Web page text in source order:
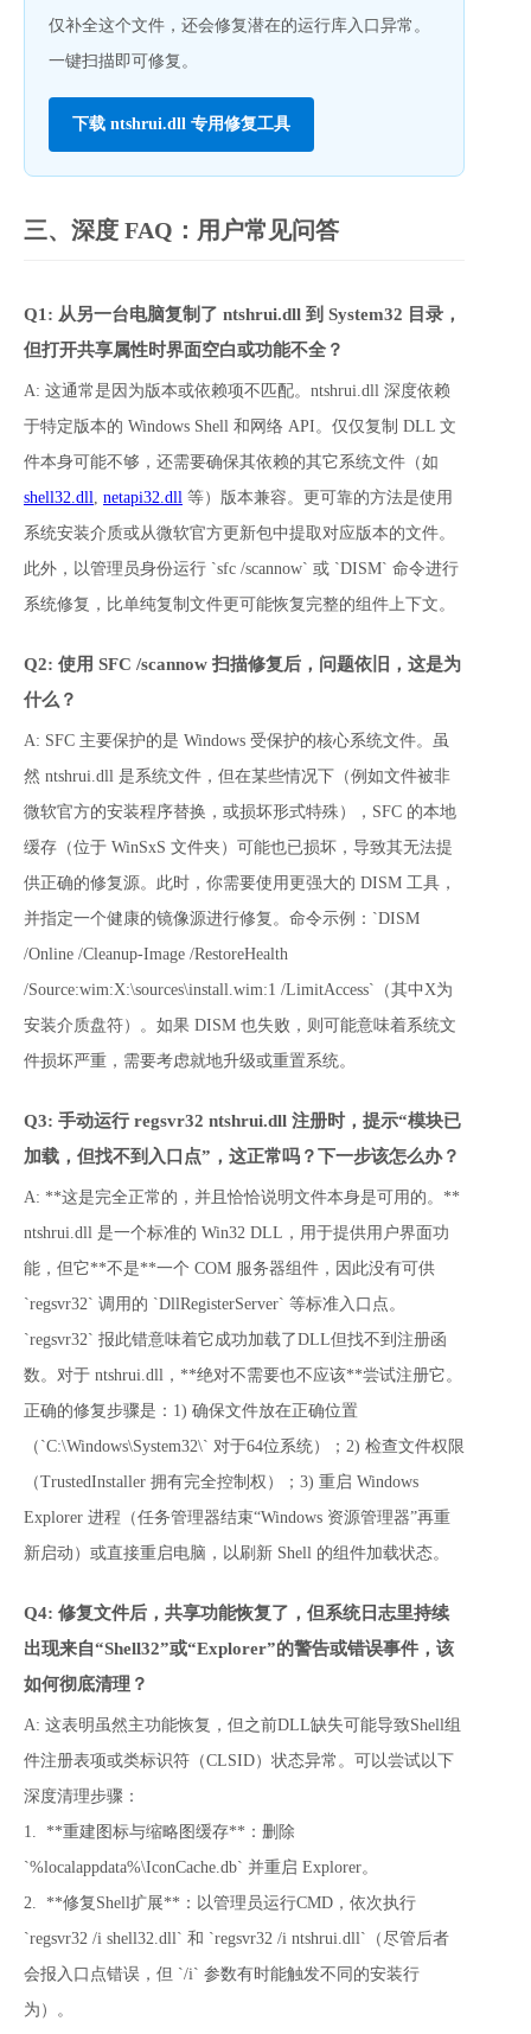
仅补全这个文件，还会修复潜在的运行库入口异常。
一键扫描即可修复。
下载 ntshrui.dll 专用修复工具
三、深度 FAQ：用户常见问答
Q1: 从另一台电脑复制了 ntshrui.dll 到 System32 目录，
但打开共享属性时界面空白或功能不全？
A: 这通常是因为版本或依赖项不匹配。ntshrui.dll 深度依赖
于特定版本的 Windows Shell 和网络 API。仅仅复制 DLL 文
件本身可能不够，还需要确保其依赖的其它系统文件（如
shell32.dll netapi32.dll 等）版本兼容。更可靠的方法是使用
系统安装介质或从微软官方更新包中提取对应版本的文件。
此外，以管理员身份运行 `sfc /scannow` 或 `DISM` 命令进行
系统修复，比单纯复制文件更可能恢复完整的组件上下文。
Q2: 使用 SFC /scannow 扫描修复后，问题依旧，这是为
什么？
A: SFC 主要保护的是 Windows 受保护的核心系统文件。虽
然 ntshrui.dll 是系统文件，但在某些情况下（例如文件被非
微软官方的安装程序替换，或损坏形式特殊），SFC 的本地
缓存（位于 WinSxS 文件夹）可能也已损坏，导致其无法提
供正确的修复源。此时，你需要使用更强大的 DISM 工具，
并指定一个健康的镜像源进行修复。命令示例：`DISM
/Online /Cleanup-Image /RestoreHealth
/Source:wim:X:\sources\install.wim:1 /LimitAccess`（其中X为
安装介质盘符）。如果 DISM 也失败，则可能意味着系统文
件损坏严重，需要考虑就地升级或重置系统。
Q3: 手动运行 regsvr32 ntshrui.dll 注册时，提示“模块已
加载，但找不到入口点”，这正常吗？下一步该怎么办？
A: **这是完全正常的，并且恰恰说明文件本身是可用的。**
ntshrui.dll 是一个标准的 Win32 DLL，用于提供用户界面功
能，但它**不是**一个 COM 服务器组件，因此没有可供
`regsvr32` 调用的 `DllRegisterServer` 等标准入口点。
`regsvr32` 报此错意味着它成功加载了DLL但找不到注册函
数。对于 ntshrui.dll，**绝对不需要也不应该**尝试注册它。
正确的修复步骤是：1) 确保文件放在正确位置
（`C:\Windows\System32\` 对于64位系统）；2) 检查文件权限
（TrustedInstaller 拥有完全控制权）；3) 重启 Windows
Explorer 进程（任务管理器结束“Windows 资源管理器”再重
新启动）或直接重启电脑，以刷新 Shell 的组件加载状态。
Q4: 修复文件后，共享功能恢复了，但系统日志里持续
出现来自“Shell32”或“Explorer”的警告或错误事件，该
如何彻底清理？
A: 这表明虽然主功能恢复，但之前DLL缺失可能导致Shell组
件注册表项或类标识符（CLSID）状态异常。可以尝试以下
深度清理步骤：
1.  **重建图标与缩略图缓存**：删除
`%localappdata%\IconCache.db` 并重启 Explorer。
2.  **修复Shell扩展**：以管理员运行CMD，依次执行
`regsvr32 /i shell32.dll` 和 `regsvr32 /i ntshrui.dll`（尽管后者
会报入口点错误，但 `/i` 参数有时能触发不同的安装行
为）。